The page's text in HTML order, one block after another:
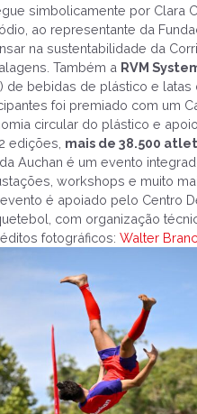
simbolicamente por Clara
ao representante da
na sustentabilidade da
Também a RVM
de bebidas de plástico e latas
foi premiado com um
circular do plástico e
edições, mais de 38.500
Auchan é um evento
workshops e muito
é apoiado pelo Centro
com organização
fotográficos: Walter